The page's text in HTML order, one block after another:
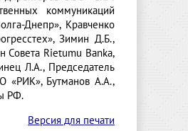
коммуникаций
Днепр», Кравченко
Зимин Д.Б.,
Совета Rietumu Banka,
Л.А., Председатель
«РИК», Бутманов А.А.,
РФ.
Версия для печати